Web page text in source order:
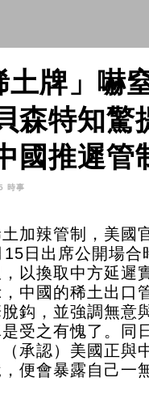
土牌」嚇
森特知驚
國推遲
時事
加辣管制，美國
日出席公開場
以換取中方延遲
中國的稀土出口
鈎，並強調無
受之有愧了。同
承認）美國正與
便會暴露自己一